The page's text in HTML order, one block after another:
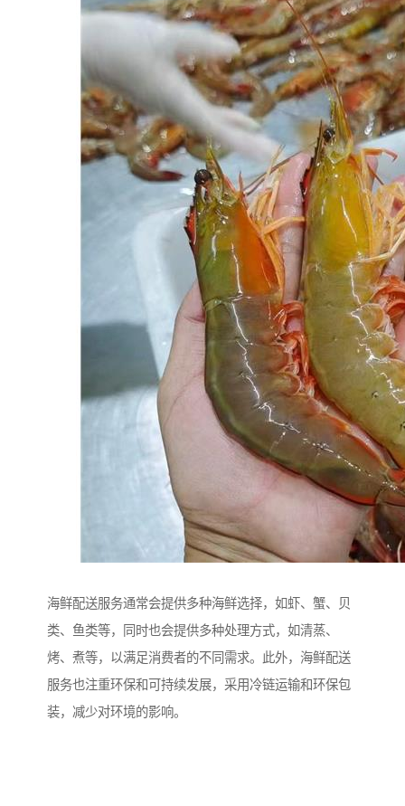
海鲜配送服务通常会提供多种海鲜选择，如虾、蟹、贝
类、鱼类等，同时也会提供多种处理方式，如清蒸、
烤、煮等，以满足消费者的不同需求。此外，海鲜配送
服务也注重环保和可持续发展，采用冷链运输和环保包
装，减少对环境的影响。